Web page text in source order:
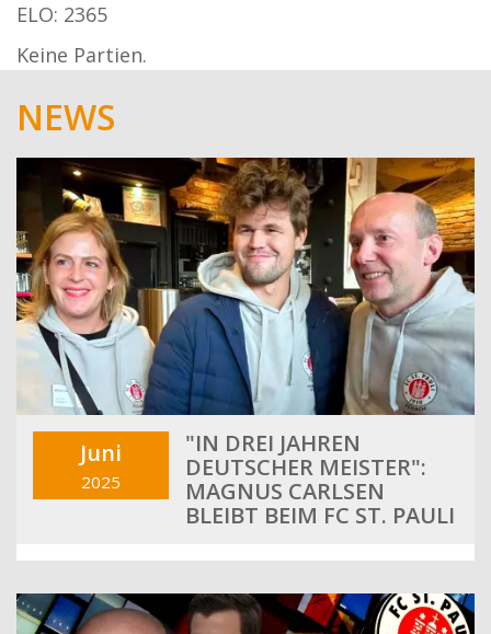
ELO: 2365
Keine Partien.
NEWS
Juni
2025
"IN DREI JAHREN
DEUTSCHER MEISTER":
MAGNUS CARLSEN
BLEIBT BEIM FC ST. PAULI